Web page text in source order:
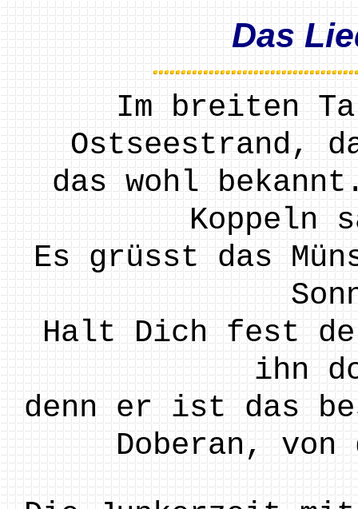
Das
Im breiten
Ostseestrand,
das wohl
Koppeln
Es grüsst das
Halt Dich fest
ihn
denn er ist das
Doberan, von